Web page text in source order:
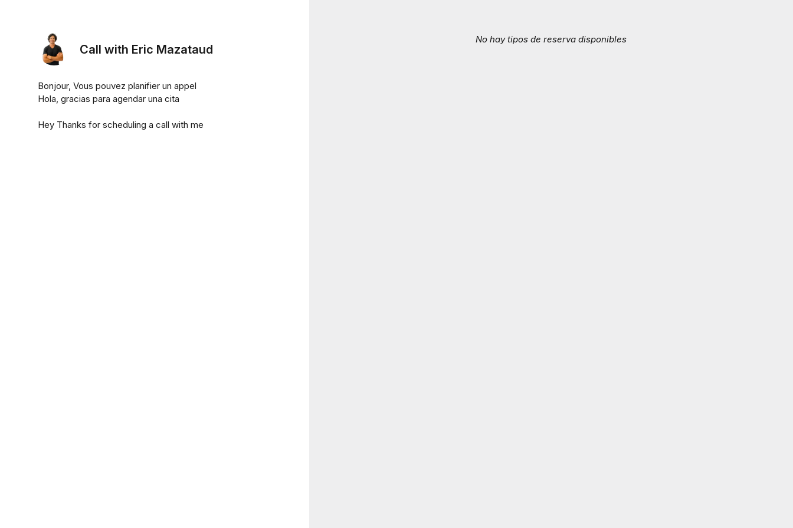
Call with Eric Mazataud
Bonjour, Vous pouvez planifier un appel
Hola, gracias para agendar una cita
Hey Thanks for scheduling a call with me
No hay tipos de reserva disponibles